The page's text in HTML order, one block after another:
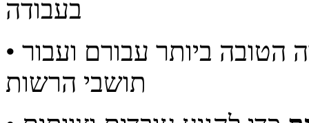
בעבודה
• תמיכה בניהול מערכת מורכבת בצורה הטובה ביותר עבורם ועבור
תושבי הרשות